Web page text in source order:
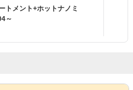
トメント+ホットナノミ
～